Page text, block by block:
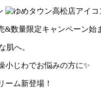
数量限定キャンペーン始
肌へ。
じわでお悩みの方に✨
ム新登場！